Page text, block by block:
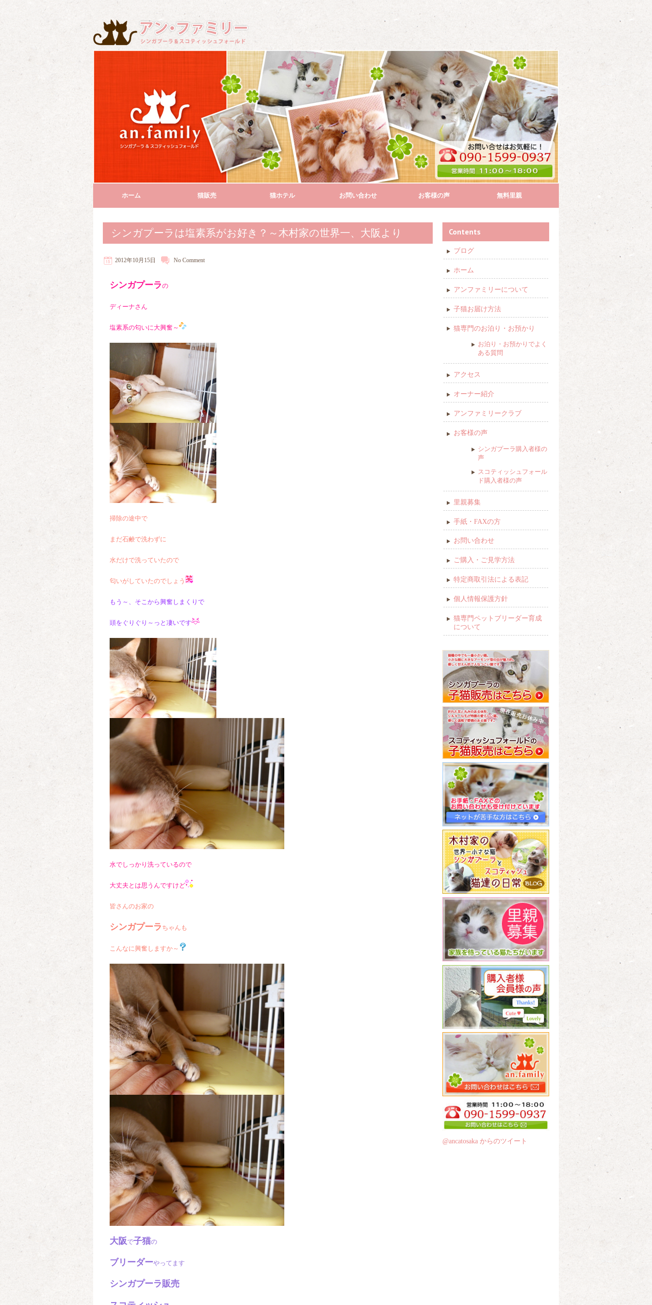
ホーム 猫販売 猫ホテル お問い合わせ お客様の声 無料里親
シンガプーラは塩素系がお好き？～木村家の世界一、大阪より
2012年10月15日 No Comment
シンガプーラの
ディーナさん
塩素系の匂いに大興奮～
掃除の途中で
まだ石鹸で洗わずに
水だけで洗っていたので
匂いがしていたのでしょう
もう～、そこから興奮しまくりで
頭をぐりぐり～っと凄いです
水でしっかり洗っているので
大丈夫とは思うんですけど
皆さんのお家の
シンガプーラ ちゃんも
こんなに興奮しますか～
大阪で子猫の
ブリーダーやってます
シンガプーラ販売
Contents
ブログ
ホーム
アンファミリーについて
子猫お届け方法
猫専門のお泊り・お預かり
お泊り・お預かりでよく
ある質問
アクセス
オーナー紹介
アンファミリークラブ
お客様の声
シンガプーラ購入者様の
声
スコティッシュフォール
ド購入者様の声
里親募集
手紙・FAXの方
お問い合わせ
ご購入・ご見学方法
特定商取引法による表記
個人情報保護方針
猫専門ペットブリーダー育成
について
@ancatosaka からのツイート